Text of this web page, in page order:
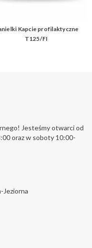
Kapcie profilaktyczne
T125/FI
Jesteśmy otwarci od
oraz w soboty 10:00-
Jeziorna